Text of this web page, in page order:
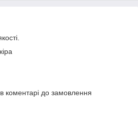
коментарі до замовлення